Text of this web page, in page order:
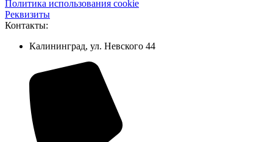
Политика использования cookie
Реквизиты
Контакты:
Калининград, ул. Невского 44